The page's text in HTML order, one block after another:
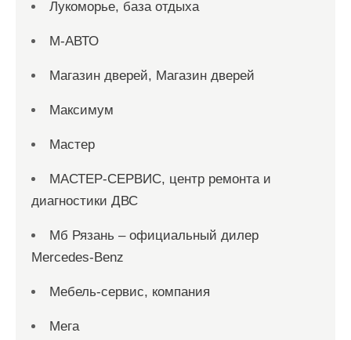
Лукоморье, база отдыха
М-АВТО
Магазин дверей, Магазин дверей
Максимум
Мастер
МАСТЕР-СЕРВИС, центр ремонта и
диагностики ДВС
Мб Рязань – официальный дилер
Mercedes-Benz
Мебель-сервис, компания
Мега